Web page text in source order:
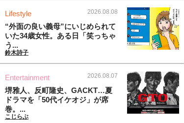
Lifestyle 2026.08.08
“外面の良い義母”にいじめられて
いた34歳女性。ある日「笑っちゃ
う...
鈴木詩子
Entertainment 2026.08.07
堺雅人、反町隆史、GACKT…夏
ドラマを「50代イケオジ」が席
巻。...
こじらぶ